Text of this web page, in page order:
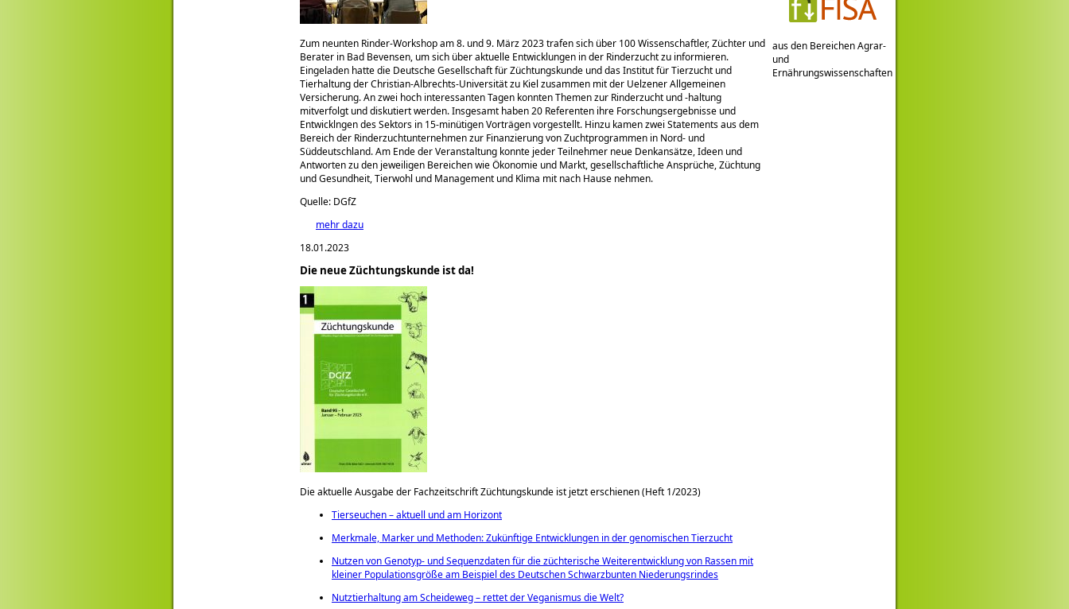
Zum neunten Rinder-Workshop am 8. und 9. März 2023 trafen sich über 100 Wissenschaftler, Züchter und
Berater in Bad Bevensen, um sich über aktuelle Entwicklungen in der Rinderzucht zu informieren.
Eingeladen hatte die Deutsche Gesellschaft für Züchtungskunde und das Institut für Tierzucht und
Tierhaltung der Christian-Albrechts-Universität zu Kiel zusammen mit der Uelzener Allgemeinen
Versicherung. An zwei hoch interessanten Tagen konnten Themen zur Rinderzucht und -haltung
mitverfolgt und diskutiert werden. Insgesamt haben 20 Referenten ihre Forschungsergebnisse und
Entwicklngen des Sektors in 15-minütigen Vorträgen vorgestellt. Hinzu kamen zwei Statements aus dem
Bereich der Rinderzuchtunternehmen zur Finanzierung von Zuchtprogrammen in Nord- und
Süddeutschland. Am Ende der Veranstaltung konnte jeder Teilnehmer neue Denkansätze, Ideen und
Antworten zu den jeweiligen Bereichen wie Ökonomie und Markt, gesellschaftliche Ansprüche, Züchtung
und Gesundheit, Tierwohl und Management und Klima mit nach Hause nehmen.
Quelle: DGfZ
mehr dazu
18.01.2023
Die neue Züchtungskunde ist da!
Die aktuelle Ausgabe der Fachzeitschrift Züchtungskunde ist jetzt erschienen (Heft 1/2023)
Tierseuchen – aktuell und am Horizont
Merkmale, Marker und Methoden: Zukünftige Entwicklungen in der genomischen Tierzucht
Nutzen von Genotyp- und Sequenzdaten für die züchterische Weiterentwicklung von Rassen mit
kleiner Populationsgröße am Beispiel des Deutschen Schwarzbunten Niederungsrindes
Nutztierhaltung am Scheideweg – rettet der Veganismus die Welt?
aus den Bereichen Agrar-
und
Ernährungswissenschaften